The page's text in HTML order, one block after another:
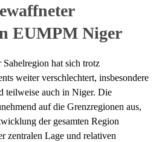
EUMPM Niger
hat sich trotz
weiter verschlechtert, insbesondere
teilweise auch in Niger. Die
auf die Grenzregionen aus,
der gesamten Region
zentralen Lage und relativen